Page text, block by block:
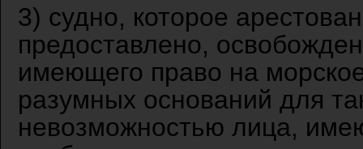
3) судно, которое
предоставлено,
имеющего право на
разумных оснований для
невозможностью лица,